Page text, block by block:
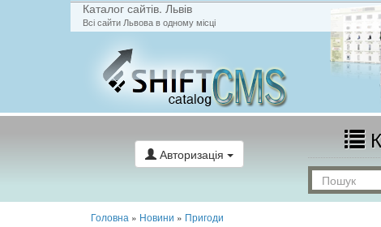
Каталог сайтів. Львів
Всі сайти Львова в одному місці
Авторизація
Головна » Новини » Пригоди